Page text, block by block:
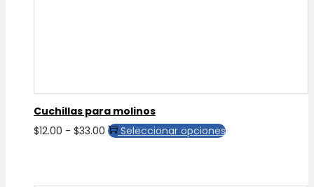
Cuchillas para molinos
$12.00 - $33.00 RangoSeleccionar opcionesEste